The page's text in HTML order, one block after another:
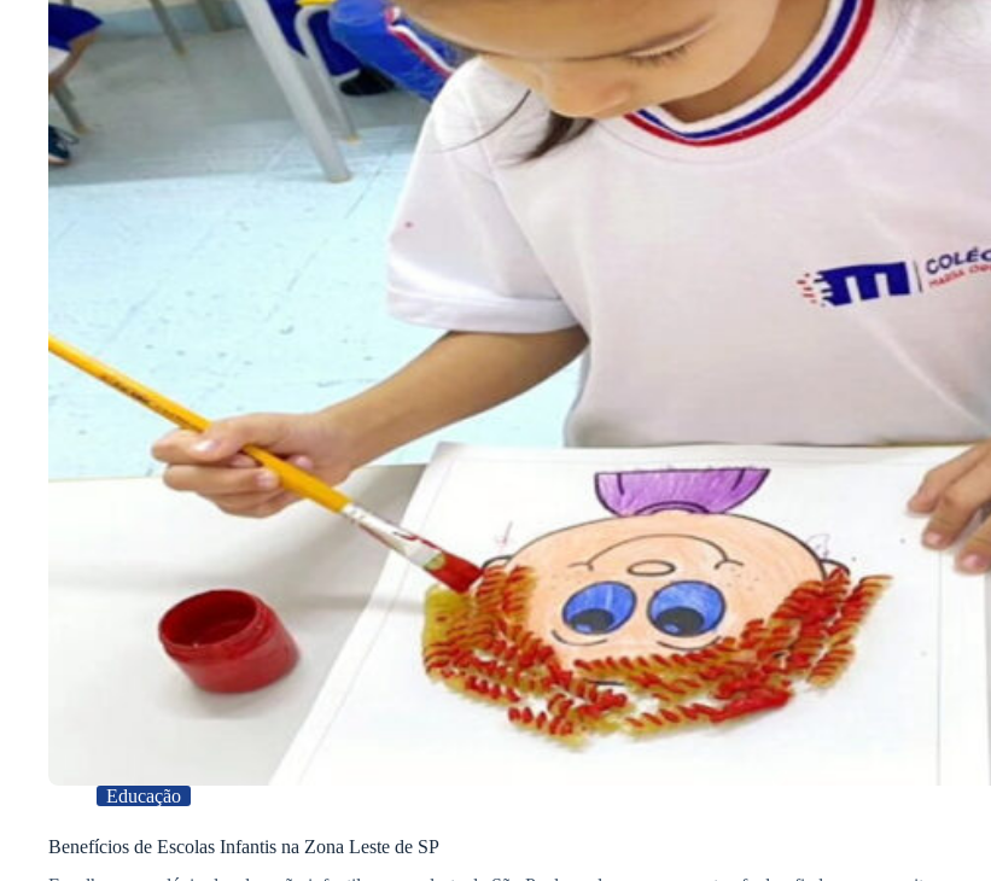
Educação
Benefícios de Escolas Infantis na Zona Leste de SP